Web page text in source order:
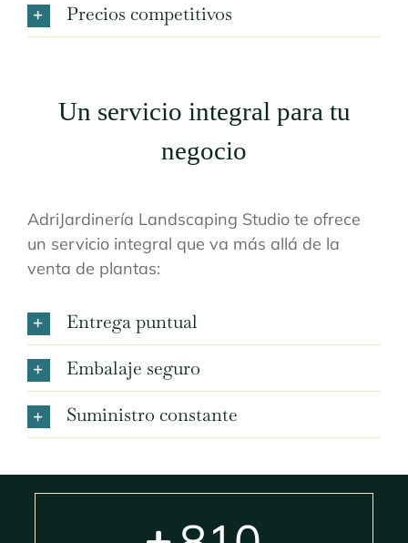
Precios competitivos
Un servicio integral para tu
negocio
AdriJardinería Landscaping Studio te ofrece
un servicio integral que va más allá de la
venta de plantas:
Entrega puntual
Embalaje seguro
Suministro constante